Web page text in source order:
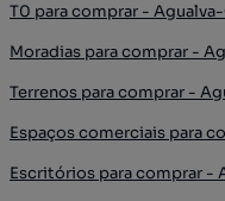
T0 para comprar -
Moradias para comprar -
Terrenos para comprar -
Espaços comerciais para
Escritórios para comprar -